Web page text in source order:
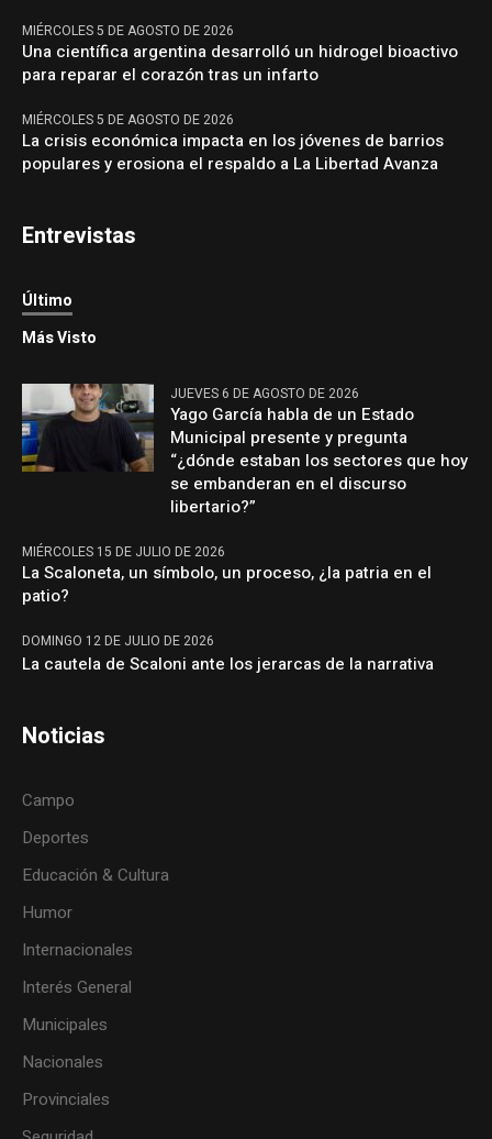
MIÉRCOLES 5 DE AGOSTO DE 2026
Una científica argentina desarrolló un hidrogel bioactivo
para reparar el corazón tras un infarto
MIÉRCOLES 5 DE AGOSTO DE 2026
La crisis económica impacta en los jóvenes de barrios
populares y erosiona el respaldo a La Libertad Avanza
Entrevistas
Último
Más Visto
JUEVES 6 DE AGOSTO DE 2026
Yago García habla de un Estado
Municipal presente y pregunta
“¿dónde estaban los sectores que hoy
se embanderan en el discurso
libertario?”
MIÉRCOLES 15 DE JULIO DE 2026
La Scaloneta, un símbolo, un proceso, ¿la patria en el
patio?
DOMINGO 12 DE JULIO DE 2026
La cautela de Scaloni ante los jerarcas de la narrativa
Noticias
Campo
Deportes
Educación & Cultura
Humor
Internacionales
Interés General
Municipales
Nacionales
Provinciales